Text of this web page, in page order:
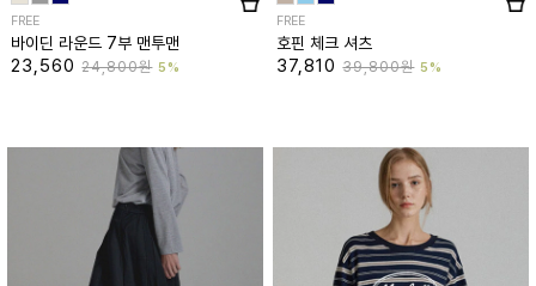
FREE
바이딘 라운드 7부 맨투맨
23,56024,800원 5%
FREE
호핀 체크 셔츠
37,81039,800원 5%